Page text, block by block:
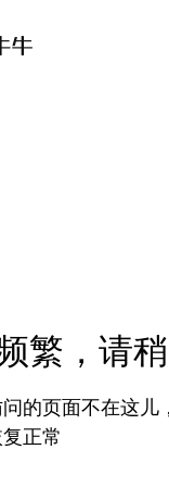
繁，请
的页面不在这儿
正常